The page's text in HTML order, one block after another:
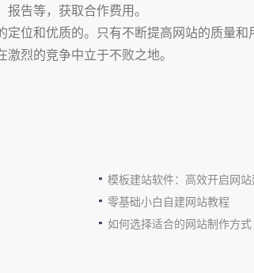
告等，获取合作费用。
位和优质的。只有不断提高网站的质量
烈的竞争中立于不败之地。
模板建站软件：高效开启网
零基础小白自建网站教程
如何选择适合的网站制作方式